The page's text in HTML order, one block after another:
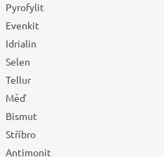
Pyrofylit
Evenkit
Idrialin
Selen
Tellur
Měď
Bismut
Stříbro
Antimonit